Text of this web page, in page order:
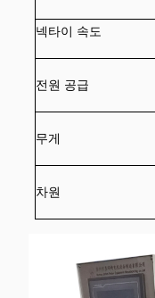
넥타이 속도
전원 공급
무게
차원